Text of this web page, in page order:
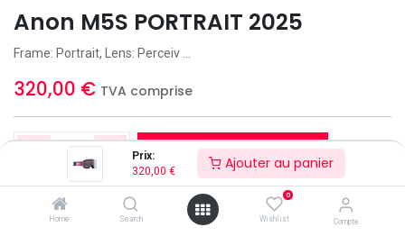
Prix:
320,00 € Ajouter au panier
Home Search
0
Wishlist Compte
Anon M5S PORTRAIT 2025
Frame: Portrait, Lens: Perceiv ...
320,00 € TVA comprise
Ajouter au panier
Ajouter à la liste d'envies
Uniquement 1 Unités disponible(s) en stock.